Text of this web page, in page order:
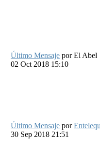
Último Mensaje porEl Abel
02 Oct 2018 15:10
Último Mensaje por
30 Sep 2018 21:51